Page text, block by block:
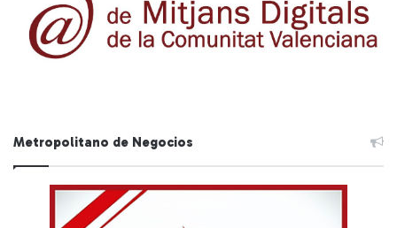
Metropolitano de Negocios